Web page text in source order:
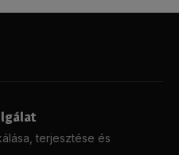
terjesztése és